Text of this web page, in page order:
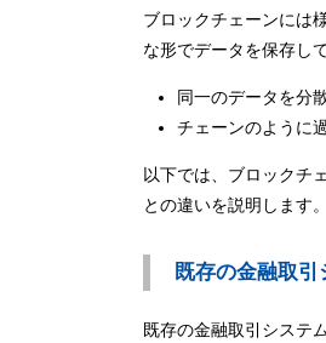
ブロックチェーンには
な形でデータを保存し
同一のデータを分
チェーンのように
以下では、ブロックチ
との違いを説明します。
既存の金融取引
既存の金融取引システ